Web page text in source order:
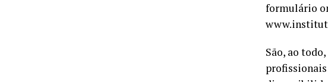
formulário
São, ao